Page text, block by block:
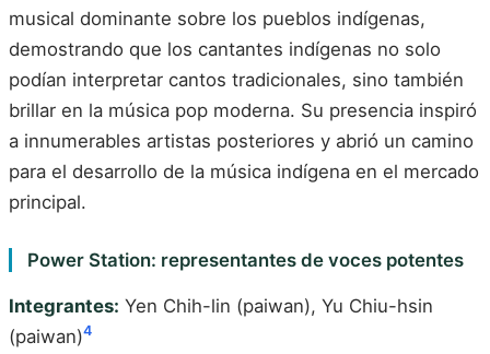
musical dominante sobre los pueblos indígenas,
demostrando que los cantantes indígenas no solo
podían interpretar cantos tradicionales, sino también
brillar en la música pop moderna. Su presencia inspiró
a innumerables artistas posteriores y abrió un camino
para el desarrollo de la música indígena en el mercado
principal.
Power Station: representantes de voces potentes
Integrantes: Yen Chih-lin (paiwan), Yu Chiu-hsin
(paiwan)4